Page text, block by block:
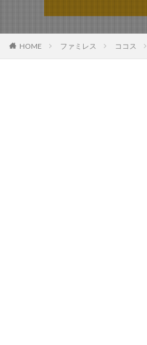
HOME ファミレス ココス
京都府
大阪府 兵庫県
鳥取県
島根県 岡山県
徳島県
香川県 愛媛県
佐賀県
長崎県 熊本県